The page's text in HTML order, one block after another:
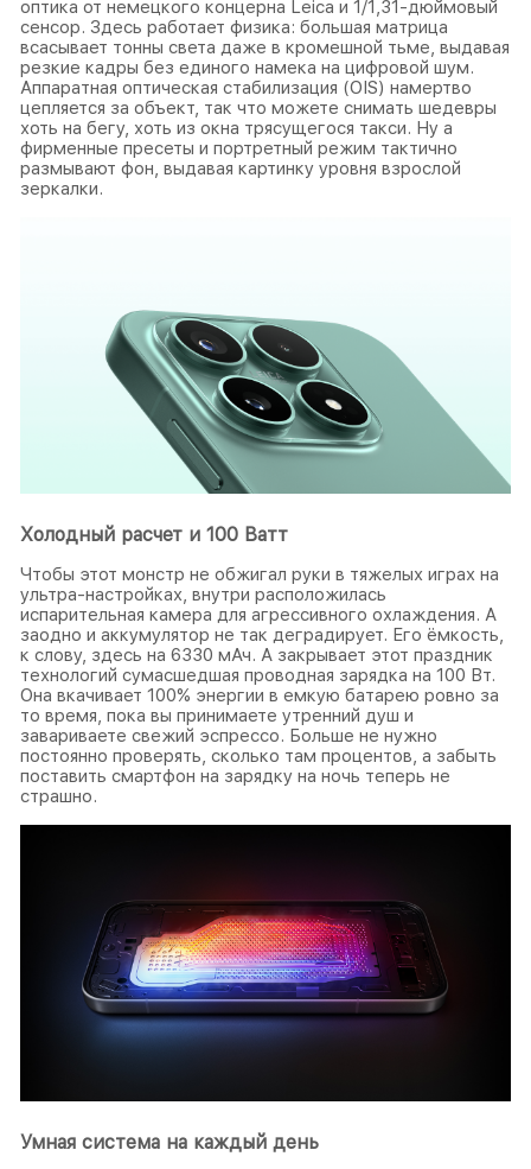
оптика от немецкого концерна Leica и 1/1,31-дюймовый
сенсор. Здесь работает физика: большая матрица
всасывает тонны света даже в кромешной тьме, выдавая
резкие кадры без единого намека на цифровой шум.
Аппаратная оптическая стабилизация (OIS) намертво
цепляется за объект, так что можете снимать шедевры
хоть на бегу, хоть из окна трясущегося такси. Ну а
фирменные пресеты и портретный режим тактично
размывают фон, выдавая картинку уровня взрослой
зеркалки.
Холодный расчет и 100 Ватт
Чтобы этот монстр не обжигал руки в тяжелых играх на
ультра-настройках, внутри расположилась
испарительная камера для агрессивного охлаждения. А
заодно и аккумулятор не так деградирует. Его ёмкость,
к слову, здесь на 6330 мАч. А закрывает этот праздник
технологий сумасшедшая проводная зарядка на 100 Вт.
Она вкачивает 100% энергии в емкую батарею ровно за
то время, пока вы принимаете утренний душ и
завариваете свежий эспрессо. Больше не нужно
постоянно проверять, сколько там процентов, а забыть
поставить смартфон на зарядку на ночь теперь не
страшно.
Умная система на каждый день